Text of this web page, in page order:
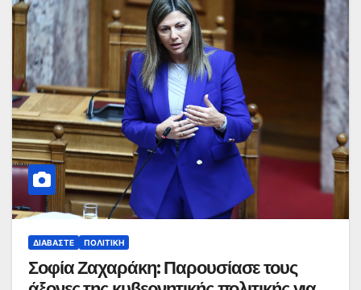
ΔΙΑΒΆΣΤΕ ΠΟΛΙΤΙΚΉ
Σοφία Ζαχαράκη: Παρουσίασε τους